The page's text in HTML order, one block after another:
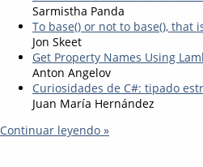
Sarmistha Panda
To base() or not to base(), that
Jon Skeet
Get Property Names Using
Anton Angelov
Curiosidades de C#: tipado
Juan María Hernández
Continuar leyendo »